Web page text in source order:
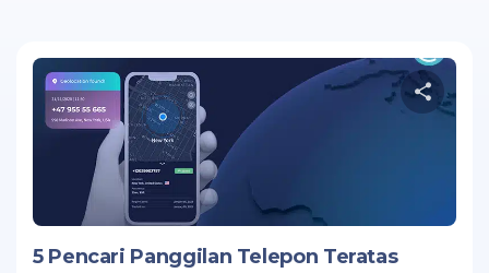
5 Pencari Panggilan Telepon Teratas